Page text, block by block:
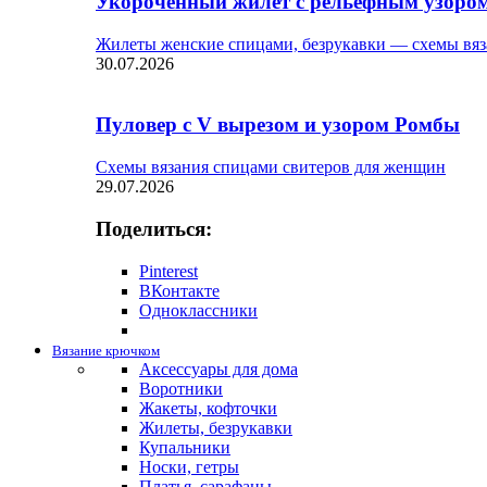
Жилеты женские спицами, безрукавки — схемы
30.07.2026
Пуловер с V вырезом и узором Ромбы
Схемы вязания спицами свитеров для женщин
29.07.2026
Поделиться:
Pinterest
ВКонтакте
Одноклассники
Вязание крючком
Аксессуары для дома
Воротники
Жакеты, кофточки
Жилеты, безрукавки
Купальники
Носки, гетры